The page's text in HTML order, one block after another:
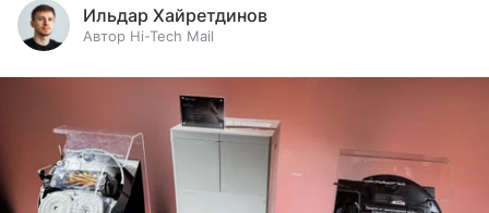
Ильдар Хайретдинов
Автор Hi-Tech Mail